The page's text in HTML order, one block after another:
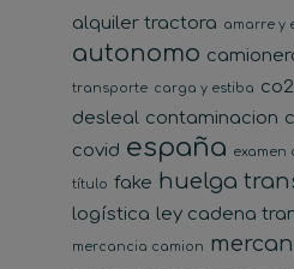
alquiler tractora amarre y
autonomo
transporte carga y estiba co2
desleal contaminacion
covid españa examen
título fake huelga
logística ley cadena
mercancia camion